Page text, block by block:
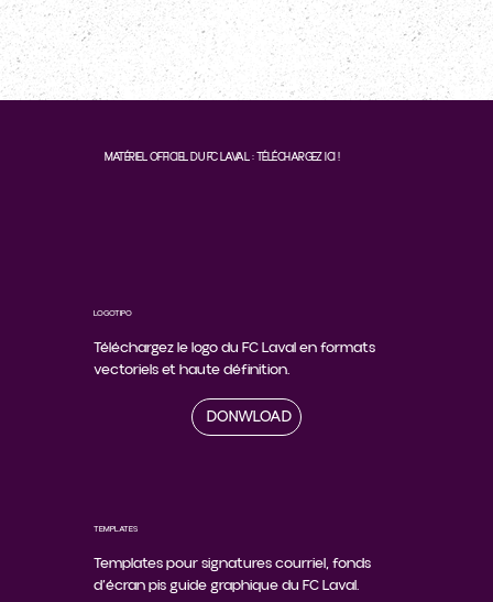
MATÉRIEL OFFICIEL DU FC LAVAL : TÉLÉCHARGEZ ICI !
LOGOTIPO
Téléchargez le logo du FC Laval en formats
vectoriels et haute définition.
DONWLOAD
TEMPLATES
Templates pour signatures courriel, fonds
d’écran pis guide graphique du FC Laval.